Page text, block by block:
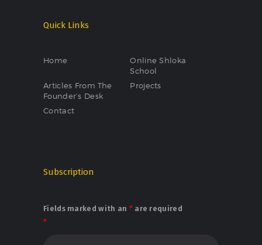
Quick Links
Home
Online Shloka
School
Articles From The
Founder’s Desk
Projects
Contact
Subscription
Fields marked with an *are required
*